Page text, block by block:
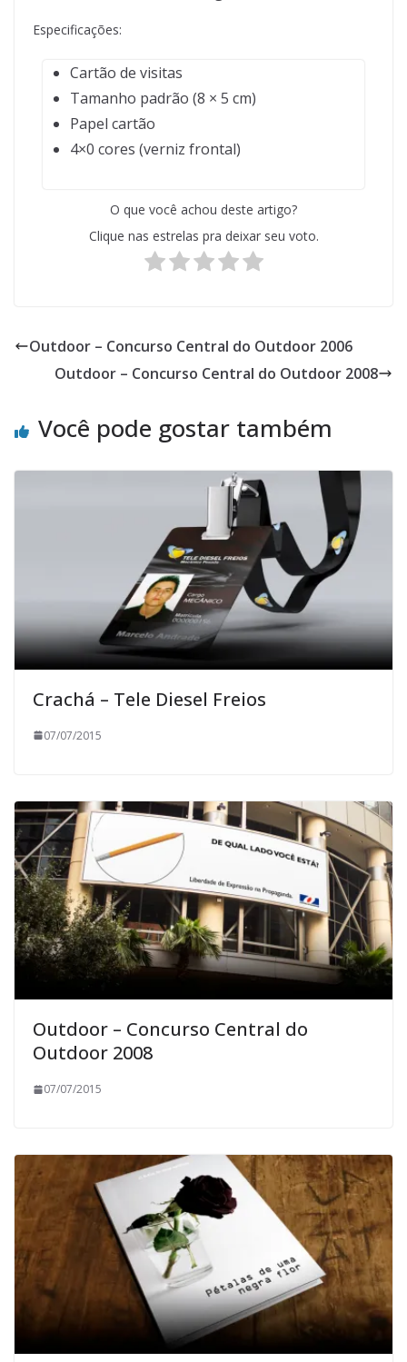
Especificações:
Cartão de visitas
Tamanho padrão (8 × 5 cm)
Papel cartão
4×0 cores (verniz frontal)
O que você achou deste artigo?
Clique nas estrelas pra deixar seu voto.
Outdoor – Concurso Central do Outdoor 2006
Outdoor – Concurso Central do Outdoor 2008
Você pode gostar também
Crachá – Tele Diesel Freios
07/07/2015
Outdoor – Concurso Central do
Outdoor 2008
07/07/2015